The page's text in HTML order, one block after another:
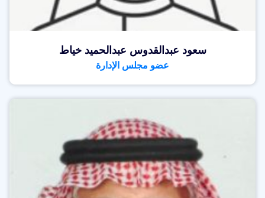
سعود عبدالقدوس عبدالحميد خياط
عضو مجلس الإدارة